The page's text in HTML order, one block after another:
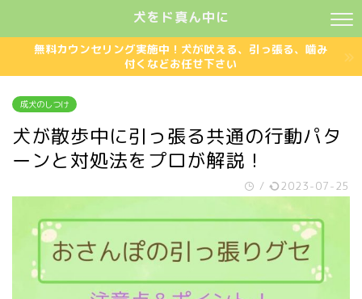
犬をド真ん中に
無料カウンセリング実施中！犬が吠える、引っ張る、噛み
付くなどお任せ下さい
成犬のしつけ
犬が散歩中に引っ張る共通の行動パタ
ーンと対処法をプロが解説！
/ 2023-07-25